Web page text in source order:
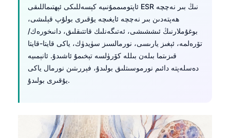
ئاپتومىممۇنىيە كېسەللىكى ئېھتىماللىقى ESR نىڭ بىر نەچچە
ھەپتەدىن بىر نەچچە ئايغىچە يۇقىرى بولۇپ قېلىشى،
بوغۇملارنىڭ ئىششىشى، ئەتىگەنلىك قاتتىقلىق، دانىخورەك/
تۆرەلمە، ئېغىز يارىسى، نورمالسىز سۈيدۈك، ياكى قايتا-قايتا
قىزىتما بىلەن بىللە كۆرۈلسە تېخىمۇ ئاشىدۇ. ئانېمىيە
دەسلەپتە دائىم نورموسىتلىق بولىدۇ، فېررىتىن نورمال ياكى
يۇقىرى بولىدۇ.